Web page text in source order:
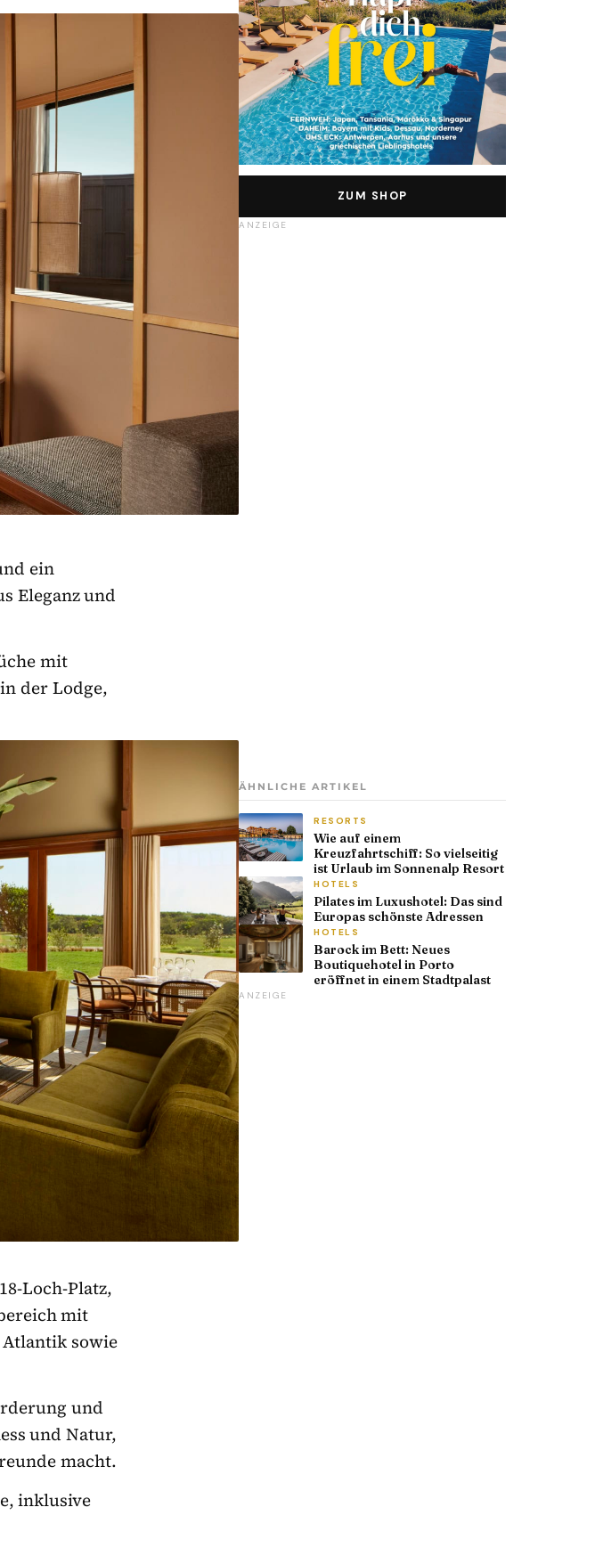
ein
Eleganz und
mit
der Lodge,
Loch-Platz,
mit
Atlantik sowie
und
und Natur,
macht.
inklusive
ZUM SHOP
ANZEIGE
ÄHNLICHE ARTIKEL
RESORTS
Wie auf einem
Kreuzfahrtschiff: So vielseitig
ist Urlaub im Sonnenalp Resort
HOTELS
Pilates im Luxushotel: Das sind
Europas schönste Adressen
HOTELS
Barock im Bett: Neues
Boutiquehotel in Porto
eröffnet in einem Stadtpalast
ANZEIGE